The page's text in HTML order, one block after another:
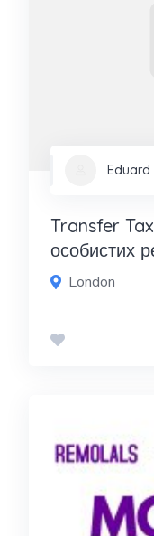
Eduard
Transfer
особистих
London